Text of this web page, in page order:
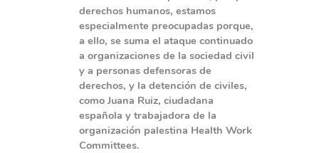
derechos humanos, estamos
especialmente preocupadas porque,
a ello, se suma el ataque continuado
a organizaciones de la sociedad civil
y a personas defensoras de
derechos, y la detención de civiles,
como Juana Ruiz, ciudadana
española y trabajadora de la
organización palestina Health Work
Committees.